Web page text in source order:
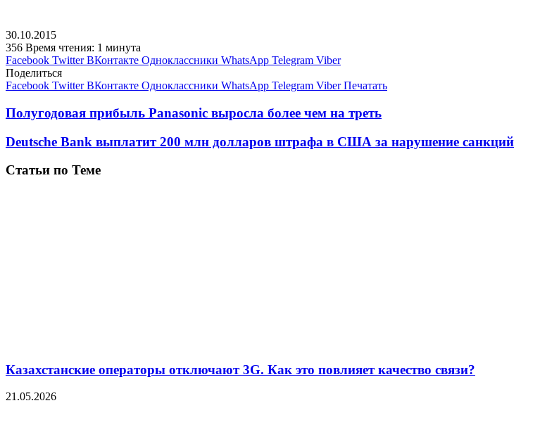
30.10.2015
356 Время чтения: 1 минута
Facebook Twitter ВКонтакте Одноклассники WhatsApp Telegram Viber
Поделиться
Facebook Twitter ВКонтакте Одноклассники WhatsApp Telegram Viber Печатать
Полугодовая прибыль Panasonic выросла более чем на треть
Deutsche Bank выплатит 200 млн долларов штрафа в США за нарушение санкций
Статьи по Теме
Казахстанские операторы отключают 3G. Как это повлияет качество связи?
21.05.2026